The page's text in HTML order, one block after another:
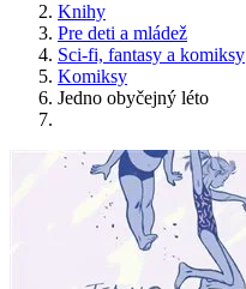
Knihy
Pre deti a mládež
Sci-fi, fantasy a komiksy
Komiksy
Jedno obyčejný léto